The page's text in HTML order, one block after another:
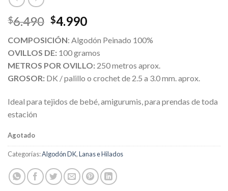
$6.490 $4.990
COMPOSICIÓN: Algodón Peinado 100%
OVILLOS DE: 100 gramos
METROS POR OVILLO: 250 metros aprox.
GROSOR: DK / palillo o crochet de 2.5 a 3.0 mm. aprox.
Ideal para tejidos de bebé, amigurumis, para prendas de toda
estación
Agotado
Categorías:Algodón DK,Lanas e Hilados